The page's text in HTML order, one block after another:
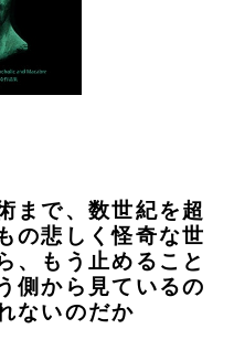
まで、数世紀を超
の悲しく怪奇な世
、もう止めること
側から見ているの
ないのだか